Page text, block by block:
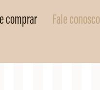
comprar Fale conosco